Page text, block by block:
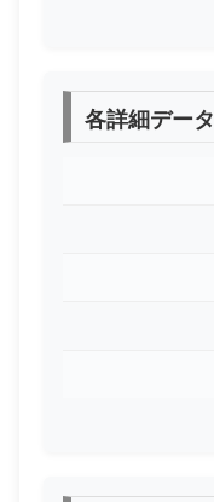
各詳細データ